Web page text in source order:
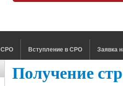
СРО Вступление в СРО Заявка
Получение